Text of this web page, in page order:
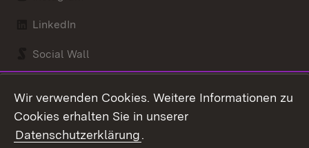
LinkedIn
Social Wall
Kontakt
Wir verwenden Cookies. Weitere Informationen zu
Cookies erhalten Sie in unserer
Datenschutzerklärung.